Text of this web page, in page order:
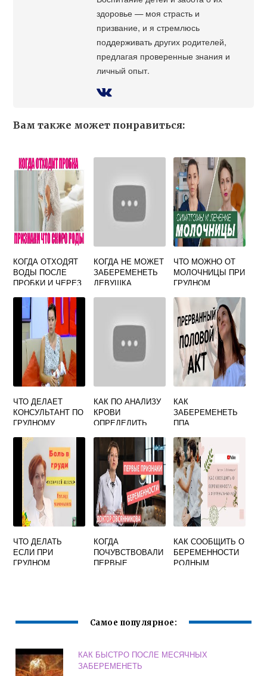
здоровье — моя страсть и
призвание, и я стремлюсь
поддерживать других родителей,
предлагая проверенные знания и
личный опыт.
Вам также может понравиться:
КОГДА ОТХОДЯТ
ВОДЫ ПОСЛЕ
ПРОБКИ И ЧЕРЕЗ
НАЧИНАЮТСЯ
РОДЫ
КОГДА НЕ МОЖЕТ
ЗАБЕРЕМЕНЕТЬ
ДЕВУШКА
ЧТО МОЖНО ОТ
МОЛОЧНИЦЫ ПРИ
ГРУДНОМ
ЧТО ДЕЛАЕТ
КОНСУЛЬТАНТ ПО
ГРУДНОМУ
КАК ПО АНАЛИЗУ
КРОВИ
ОПРЕДЕЛИТЬ
НА РАННИХ
СРОКАХ ОБЩЕМУ
БЕЗ ХГЧ
КАК
ЗАБЕРЕМЕНЕТЬ
ППА
ЧТО ДЕЛАТЬ
ЕСЛИ ПРИ
ГРУДНОМ
КОГДА
ПОЧУВСТВОВАЛИ
ПЕРВЫЕ
КАК СООБЩИТЬ О
БЕРЕМЕННОСТИ
РОДНЫМ
Самое популярное:
КАК БЫСТРО ПОСЛЕ МЕСЯЧНЫХ
ЗАБЕРЕМЕНЕТЬ